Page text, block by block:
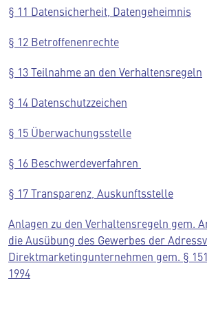
§ 11 Datensicherheit, Datengeheimnis
§ 12 Betroffenenrechte
§ 13 Teilnahme an den Verhaltensregeln
§ 14 Datenschutzzeichen
§ 15 Überwachungsstelle
§ 16 Beschwerdeverfahren
§ 17 Transparenz, Auskunftsstelle
Anlagen zu den Verhaltensregeln gem.
die Ausübung des Gewerbes der
Direktmarketingunternehmen gem. §
1994